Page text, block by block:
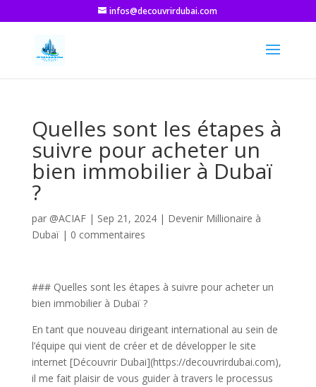
infos@decouvrirdubai.com
Quelles sont les étapes à
suivre pour acheter un
bien immobilier à Dubaï
?
par @ACIAF| Sep 21, 2024| Devenir Millionaire à
Dubaï| 0 commentaires
### Quelles sont les étapes à suivre pour acheter un
bien immobilier à Dubaï ?
En tant que nouveau dirigeant international au sein de
l’équipe qui vient de créer et de développer le site
internet [Découvrir Dubai](https://decouvrirdubai.com),
il me fait plaisir de vous guider à travers le processus